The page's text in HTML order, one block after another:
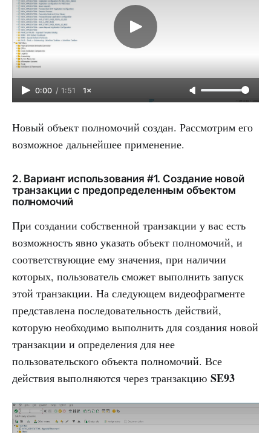
0:00 / 1:51 1×
Новый объект полномочий создан. Рассмотрим его
возможное дальнейшее применение.
2. Вариант использования #1. Создание новой
транзакции с предопределенным объектом
полномочий
При создании собственной транзакции у вас есть
возможность явно указать объект полномочий, и
соответствующие ему значения, при наличии
которых, пользователь сможет выполнить запуск
этой транзакции. На следующем видеофрагменте
представлена последовательность действий,
которую необходимо выполнить для создания новой
транзакции и определения для нее
пользовательского объекта полномочий. Все
действия выполняются через транзакцию SE93